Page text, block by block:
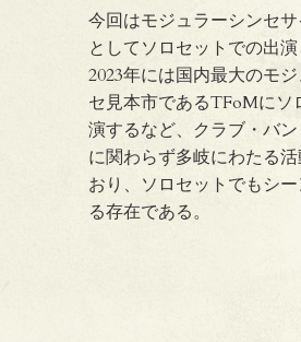
今回はモジュラーシンセ
としてソロセットでの出演
2023年には国内最大のモ
セ見本市であるTFoMにソ
演するなど、クラブ・バ
に関わらず多岐にわたる
おり、ソロセットでもシ
る存在である。